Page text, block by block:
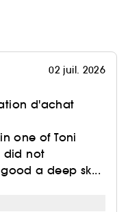
02 juil. 2026
d'achat
one of Toni
did not
a deep sk...